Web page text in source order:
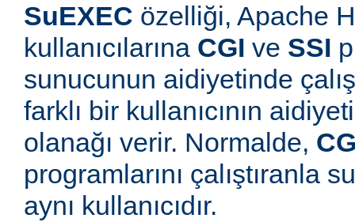
SuEXEC özelliği, Apache
kullanıcılarına CGI ve SSI
sunucunun aidiyetinde
farklı bir kullanıcının
olanağı verir. Normalde,
programlarını çalıştıranla
aynı kullanıcıdır.